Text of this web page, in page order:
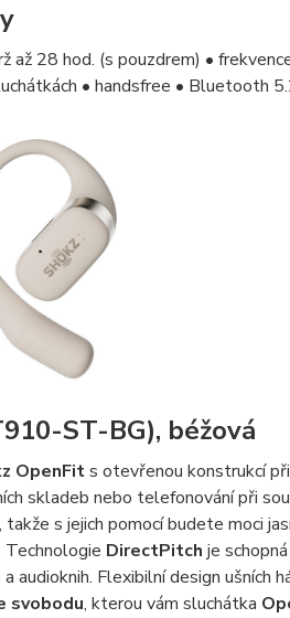
až 28 hod. (s pouzdrem) •
• handsfree • Bluetooth
ST-BG), béžová
OpenFits otevřenou konstrukcí
skladeb nebo telefonování při
s jejich pomocí budete moci
Technologie DirectPitch je
audioknih. Flexibilní design
svobodu, kterou vám sluchátka